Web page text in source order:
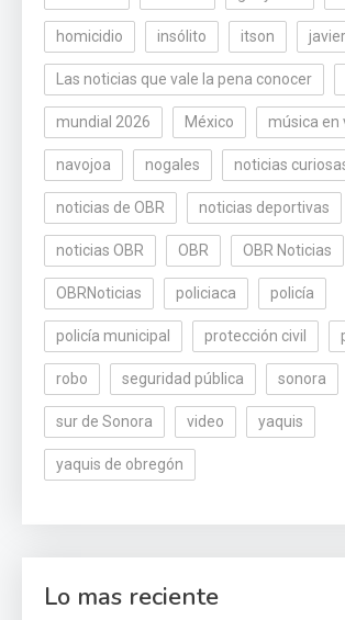
homicidio insólito itson
Las noticias que vale la pena conocer
mundial 2026 México música en
navojoa nogales noticias
noticias de OBR noticias deportivas
noticias OBR OBR OBR Noticias
OBRNoticias policiaca policía
policía municipal protección civil
robo seguridad pública sonora
sur de Sonora video yaquis
yaquis de obregón
Lo mas reciente